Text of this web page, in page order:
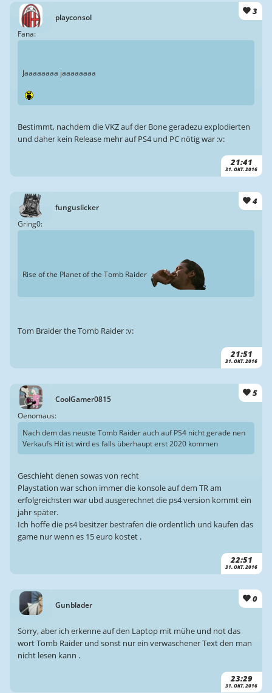
playconsol
3
21:41
31. OKT. 2016
Fana:
Jaaaaaaaa jaaaaaaaa
Bestimmt, nachdem die VKZ auf der Bone geradezu explodierten
und daher kein Release mehr auf PS4 und PC nötig war :v:
funguslicker
4
21:51
31. OKT. 2016
Gring0:
Rise of the Planet of the Tomb Raider
Tom Braider the Tomb Raider :v:
CoolGamer0815
5
22:51
31. OKT. 2016
Oenomaus:
Nach dem das neuste Tomb Raider auch auf PS4 nicht gerade nen
Verkaufs Hit ist wird es falls überhaupt erst 2020 kommen
Geschieht denen sowas von recht
Playstation war schon immer die konsole auf dem TR am
erfolgreichsten war ubd ausgerechnet die ps4 version kommt ein
jahr später.
Ich hoffe die ps4 besitzer bestrafen die ordentlich und kaufen das
game nur wenn es 15 euro kostet .
Gunblader
0
23:29
31. OKT. 2016
Sorry, aber ich erkenne auf den Laptop mit mühe und not das
wort Tomb Raider und sonst nur ein verwaschener Text den man
nicht lesen kann .